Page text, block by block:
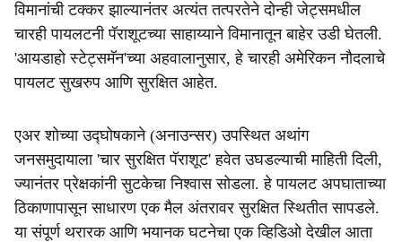
विमानांची टक्कर झाल्यानंतर अत्यंत तत्परतेने दोन्ही जेट्समधील
चारही पायलटनी पॅराशूटच्या साहाय्याने विमानातून बाहेर उडी घेतली.
'आयडाहो स्टेट्समॅन'च्या अहवालानुसार, हे चारही अमेरिकन नौदलाचे
पायलट सुखरुप आणि सुरक्षित आहेत.
एअर शोच्या उद्घोषकाने (अनाउन्सर) उपस्थित अथांग
जनसमुदायाला 'चार सुरक्षित पॅराशूट' हवेत उघडल्याची माहिती दिली,
ज्यानंतर प्रेक्षकांनी सुटकेचा निश्वास सोडला. हे पायलट अपघाताच्या
ठिकाणापासून साधारण एक मैल अंतरावर सुरक्षित स्थितीत सापडले.
या संपूर्ण थरारक आणि भयानक घटनेचा एक व्हिडिओ देखील आता